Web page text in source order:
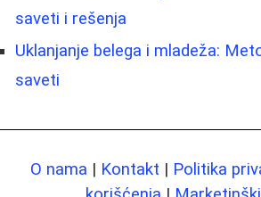
saveti i rešenja
Uklanjanje belega i mladeža:
saveti
O nama | Kontakt | Politika